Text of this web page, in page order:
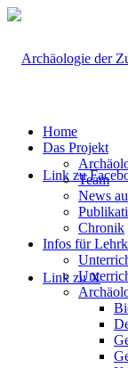
Link zu
Link zu X
Home
Das Projekt
Team
News
Chronik
Infos für